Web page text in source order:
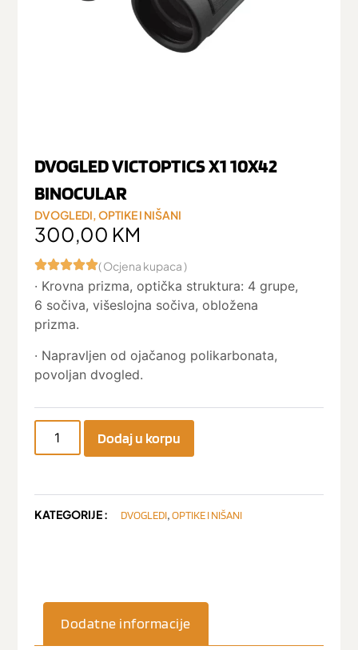
DVOGLED VICTOPTICS X1 10X42
BINOCULAR
DVOGLEDI,OPTIKE I NIŠANI
300,00 KM
( Ocjena kupaca )
· Krovna prizma, optička struktura: 4 grupe,
6 sočiva, višeslojna sočiva, obložena
prizma.
· Napravljen od ojačanog polikarbonata,
povoljan dvogled.
Dodaj u korpu
KATEGORIJE : DVOGLEDI,OPTIKE I NIŠANI
Dodatne informacije